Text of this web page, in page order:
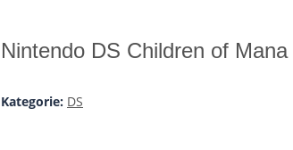
Nintendo DS Children of Mana
Kategorie: DS